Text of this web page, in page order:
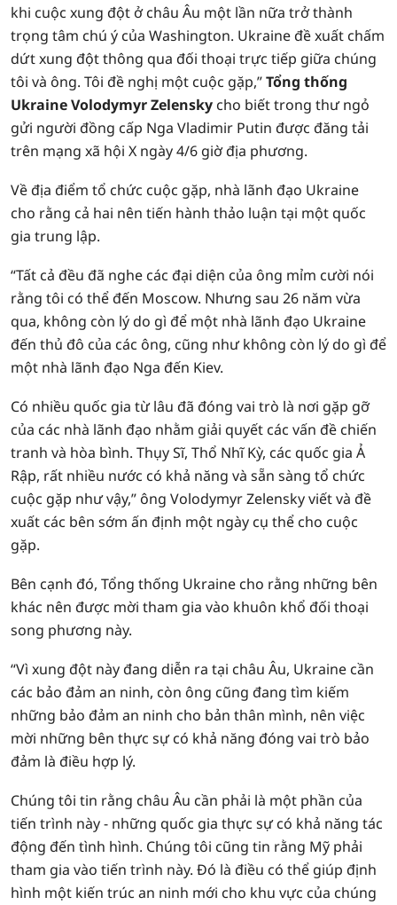
khi cuộc xung đột ở châu Âu một lần nữa trở thành
trọng tâm chú ý của Washington. Ukraine đề xuất chấm
dứt xung đột thông qua đối thoại trực tiếp giữa chúng
tôi và ông. Tôi đề nghị một cuộc gặp,”Tổng thống
Ukraine Volodymyr Zelensky cho biết trong thư ngỏ
gửi người đồng cấp Nga Vladimir Putin được đăng tải
trên mạng xã hội X ngày 4/6 giờ địa phương.
Về địa điểm tổ chức cuộc gặp, nhà lãnh đạo Ukraine
cho rằng cả hai nên tiến hành thảo luận tại một quốc
gia trung lập.
“Tất cả đều đã nghe các đại diện của ông mỉm cười nói
rằng tôi có thể đến Moscow. Nhưng sau 26 năm vừa
qua, không còn lý do gì để một nhà lãnh đạo Ukraine
đến thủ đô của các ông, cũng như không còn lý do gì để
một nhà lãnh đạo Nga đến Kiev.
Có nhiều quốc gia từ lâu đã đóng vai trò là nơi gặp gỡ
của các nhà lãnh đạo nhằm giải quyết các vấn đề chiến
tranh và hòa bình. Thụy Sĩ, Thổ Nhĩ Kỳ, các quốc gia Ả
Rập, rất nhiều nước có khả năng và sẵn sàng tổ chức
cuộc gặp như vậy,” ông Volodymyr Zelensky viết và đề
xuất các bên sớm ấn định một ngày cụ thể cho cuộc
gặp.
Bên cạnh đó, Tổng thống Ukraine cho rằng những bên
khác nên được mời tham gia vào khuôn khổ đối thoại
song phương này.
“Vì xung đột này đang diễn ra tại châu Âu, Ukraine cần
các bảo đảm an ninh, còn ông cũng đang tìm kiếm
những bảo đảm an ninh cho bản thân mình, nên việc
mời những bên thực sự có khả năng đóng vai trò bảo
đảm là điều hợp lý.
Chúng tôi tin rằng châu Âu cần phải là một phần của
tiến trình này - những quốc gia thực sự có khả năng tác
động đến tình hình. Chúng tôi cũng tin rằng Mỹ phải
tham gia vào tiến trình này. Đó là điều có thể giúp định
hình một kiến trúc an ninh mới cho khu vực của chúng